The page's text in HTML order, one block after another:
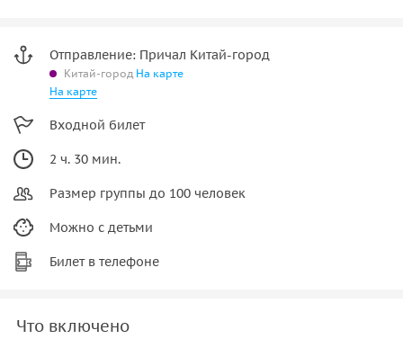
Отправление: Причал Китай-город
Китай-город На карте
На карте
Входной билет
2 ч. 30 мин.
Размер группы до 100 человек
Можно с детьми
Билет в телефоне
Что включено